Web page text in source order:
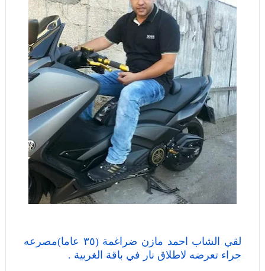
لقي الشاب احمد مازن ضراغمة (٣٥ عاما)مصرعه
جراء تعرضه لاطلاق نار في باقة الغربية .